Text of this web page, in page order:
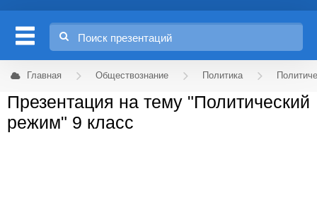
Главная Обществознание Политика
Презентация на тему "Политический
режим" 9 класс